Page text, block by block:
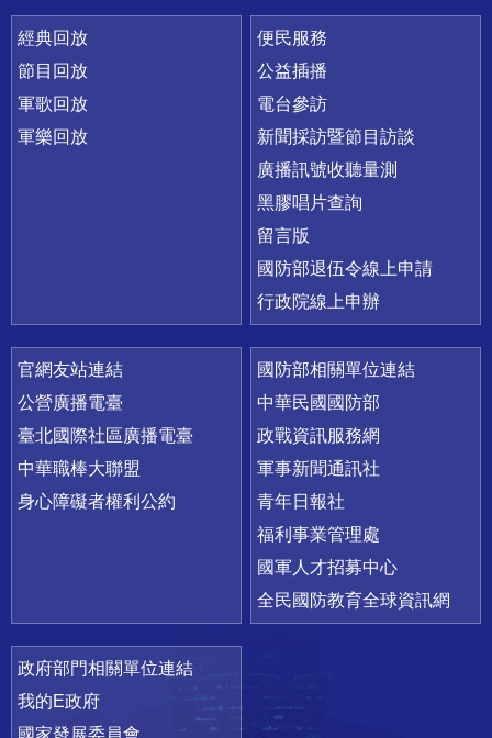
經典回放
節目回放
軍歌回放
軍樂回放
便民服務
公益插播
電台參訪
新聞採訪暨節目訪談
廣播訊號收聽量測
黑膠唱片查詢
留言版
國防部退伍令線上申請
行政院線上申辦
官網友站連結
公營廣播電臺
臺北國際社區廣播電臺
中華職棒大聯盟
身心障礙者權利公約
國防部相關單位連結
中華民國國防部
政戰資訊服務網
軍事新聞通訊社
青年日報社
福利事業管理處
國軍人才招募中心
全民國防教育全球資訊網
政府部門相關單位連結
我的E政府